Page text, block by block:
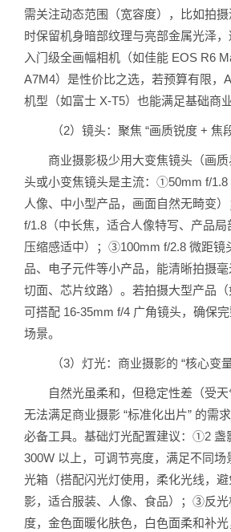
需关注动态范围（宽容度），比如拍
时保留机身暗部纹理与亮部金属光泽，
入门级全画幅相机（如佳能 EOS R6
A7M4）是性价比之选，若预算有限，
机型（如富士 X-T5）也能满足基础商业
（2）镜头：聚焦 “画质锐度 + 焦
商业摄影极少用大变焦镜头（画质
头或小变焦镜头是主流：①50mm f/1.8
人像、中小型产品，画面自然无畸变
f/1.8（中长焦，适合人像特写、产品局
压缩感适中）；③100mm f/2.8 微距镜
品、电子元件等小产品，能清晰拍摄
切面、芯片纹路）。若拍摄大型产品（
可搭配 16-35mm f/4 广角镜头，确保
场景。
（3）灯光：商业摄影的 “核心变
自然光虽柔和，但稳定性差（受天
无法满足商业摄影 “标准化出片” 的需
必备工具。基础灯光配置建议：①2 盏
300W 以上，可调节亮度，满足不同
光箱（搭配闪光灯使用，柔化光线，
影，适合服装、人像、食品）；③反光
度，金色面暖化肤色，白色面柔和补